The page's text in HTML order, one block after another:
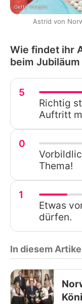
Getty Images
Astrid von
Wie findet ihr
beim
5
Richtig
Auftritt
0
Thema!
1
Etwas
dürfen.
In diesem